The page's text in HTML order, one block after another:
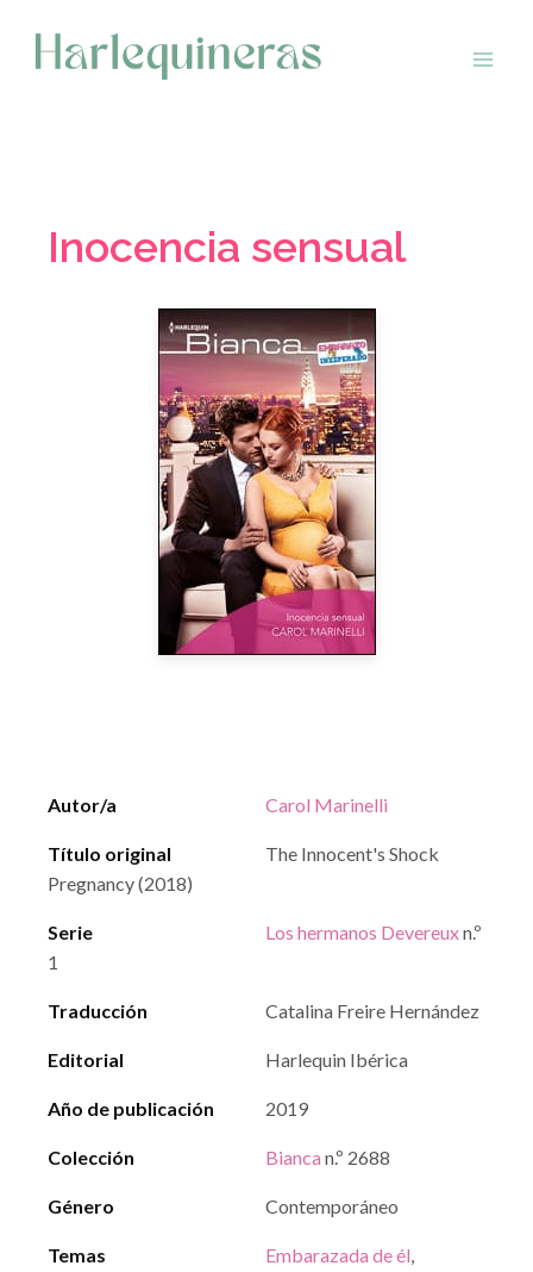
contenido
Inocencia sensual
Autor/a Carol Marinelli
Título original
The Innocent's Shock
Pregnancy (2018)
Serie Los hermanos Devereuxn.º
1
Traducción Catalina Freire Hernández
Editorial Harlequin Ibérica
Año de publicación 2019
Colección Bianca n.º 2688
Género Contemporáneo
Temas Embarazada de él,